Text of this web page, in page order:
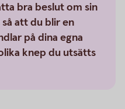
bra beslut om sin
att du blir en
på dina egna
knep du utsätts